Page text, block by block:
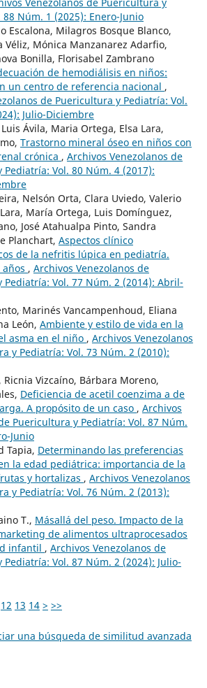
Núm. 1 (2025): Enero-Junio
Escalona, Milagros Bosque Blanco,
Véliz, Mónica Manzanarez Adarfio,
Bonilla, Florisabel Zambrano
de hemodiálisis en niños:
un centro de referencia nacional ,
de Puericultura y Pediatría: Vol.
Julio-Diciembre
Ávila, Maria Ortega, Elsa Lara,
Trastorno mineral óseo en niños con
crónica , Archivos Venezolanos de
Vol. 80 Núm. 4 (2017):
Nelsón Orta, Clara Uviedo, Valerio
María Ortega, Luis Domínguez,
José Atahualpa Pinto, Sandra
Planchart, Aspectos clínico
de la nefritis lúpica en pediatría.
, Archivos Venezolanos de
Pediatría: Vol. 77 Núm. 2 (2014): Abril-
Marinés Vancampenhoud, Eliana
León, Ambiente y estilo de vida en la
asma en el niño , Archivos Venezolanos
y Pediatría: Vol. 73 Núm. 2 (2010):
Vizcaíno, Bárbara Moreno,
Deficiencia de acetil coenzima a de
A propósito de un caso , Archivos
Puericultura y Pediatría: Vol. 87 Núm.
Junio
Tapia, Determinando las preferencias
la edad pediátrica: importancia de la
y hortalizas , Archivos Venezolanos
y Pediatría: Vol. 76 Núm. 2 (2013):
T., Másallá del peso. Impacto de la
de alimentos ultraprocesados
infantil , Archivos Venezolanos de
Vol. 87 Núm. 2 (2024): Julio-
12 13 14 > >>
una búsqueda de similitud avanzada